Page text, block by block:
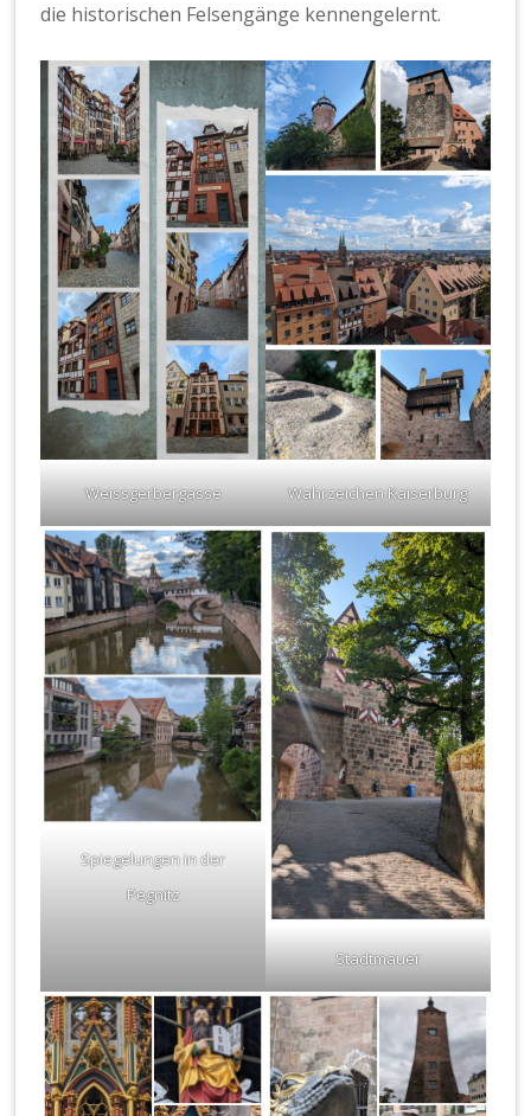
die historischen Felsengänge kennengelernt.
Weissgerbergasse Wahrzeichen Kaiserburg
Spiegelungen in der
Pegnitz
Stadtmauer